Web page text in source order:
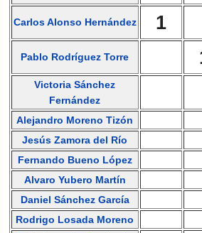
Carlos Alonso Hernández 1
Pablo Rodríguez Torre
Victoria Sánchez
Fernández
Alejandro Moreno Tizón
Jesús Zamora del Río
Fernando Bueno López
Alvaro Yubero Martín
Daniel Sánchez García
Rodrigo Losada Moreno